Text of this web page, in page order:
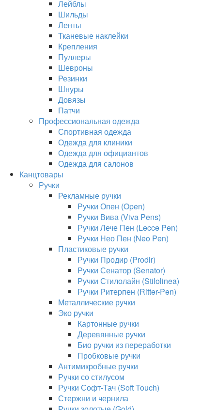
Лейблы
Шильды
Ленты
Тканевые наклейки
Крепления
Пуллеры
Шевроны
Резинки
Шнуры
Довязы
Патчи
Профессиональная одежда
Спортивная одежда
Одежда для клиники
Одежда для официантов
Одежда для салонов
Канцтовары
Ручки
Рекламные ручки
Ручки Опен (Open)
Ручки Вива (Viva Pens)
Ручки Лече Пен (Lecce Pen)
Ручки Нео Пен (Neo Pen)
Пластиковые ручки
Ручки Продир (Prodir)
Ручки Сенатор (Senator)
Ручки Стилолайн (Stilolinea)
Ручки Ритерпен (Ritter-Pen)
Металлические ручки
Эко ручки
Картонные ручки
Деревянные ручки
Био ручки из переработки
Пробковые ручки
Антимикробные ручки
Ручки со стилусом
Ручки Софт-Тач (Soft Touch)
Стержни и чернила